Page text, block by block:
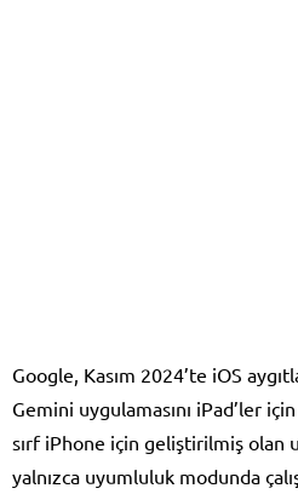
Google, Kasım 2024’te iOS
Gemini uygulamasını iPad’ler
sırf iPhone için geliştirilmiş olan
yalnızca uyumluluk modunda